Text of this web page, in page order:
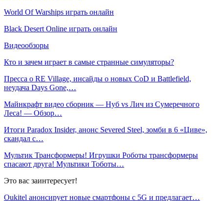
World Of Warships играть онлайн
Black Desert Online играть онлайн
Видеообзоры
Кто и зачем играет в самые странные симуляторы?
Пресса о RE Village, инсайды о новых CoD и Battlefield,
неудача Days Gone,…
Майнкрафт видео сборник — Нуб vs Лич из Сумеречного
Леса! — Обзор…
Итоги Paradox Insider, анонс Severed Steel, зомби в 6 «Циве»,
скандал с…
Мультик Трансформеры! Игрушки Роботы трансформеры
спасают друга! Мультики Тоботы…
Это вас заинтересует!
Oukitel анонсирует новые смартфоны с 5G и предлагает…